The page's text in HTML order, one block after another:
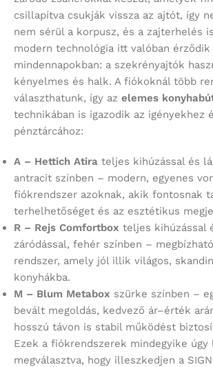
csillapítva csukják vissza az ajtót, így
nem sérül a korpusz, és a zajterhelés
modern technológia itt valóban érződik
mindennapokban: a szekrényajtók
kényelmes és halk. A fiókoknál több
választhatunk, így az elemes
technikában is igazodik az igényekhez
pénztárcához:
A – Hettich Atira teljes kihúzással és
antracit színben – modern, egyenes
fiókrendszer azoknak, akik fontosnak
terhelhetőséget és az esztétikus
R – Rejs Comfortbox teljes kihúzással
záródással, fehér színben –
rendszer, amely jól illik világos,
konyhákba.
M – Blum Metabox szürke színben –
bevált megoldás, kedvező ár–érték
hosszú távon is stabil működést
Ezek a fiókrendszerek mindegyike úgy
megválasztva, hogy illeszkedjen a